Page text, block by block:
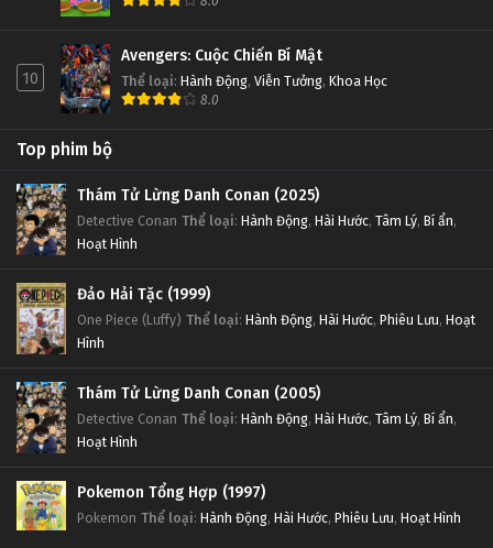
10
Avengers: Cuộc Chiến Bí Mật
Thể loại: Hành Động, Viễn Tưởng, Khoa Học
8.0
Top phim bộ
Thám Tử Lừng Danh Conan (2025)
Detective Conan Thể loại: Hành Động, Hài Hước, Tâm Lý, Bí ẩn,
Hoạt Hình
Đảo Hải Tặc (1999)
One Piece (Luffy) Thể loại: Hành Động, Hài Hước, Phiêu Lưu, Hoạt
Hình
Thám Tử Lừng Danh Conan (2005)
Detective Conan Thể loại: Hành Động, Hài Hước, Tâm Lý, Bí ẩn,
Hoạt Hình
Pokemon Tổng Hợp (1997)
Pokemon Thể loại: Hành Động, Hài Hước, Phiêu Lưu, Hoạt Hình